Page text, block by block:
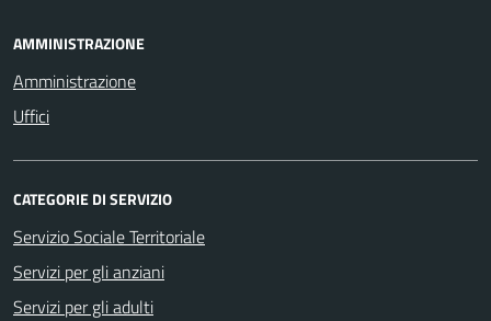
AMMINISTRAZIONE
Amministrazione
Uffici
CATEGORIE DI SERVIZIO
Servizio Sociale Territoriale
Servizi per gli anziani
Servizi per gli adulti